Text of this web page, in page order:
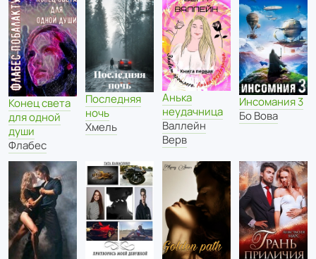
Конец света
для одной
души
Флабес
Последняя
ночь
Хмель
Анька
неудачница
Валлейн
Верв
Инсомания 3
Бо Вова